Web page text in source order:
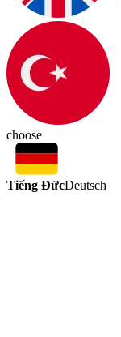
choose
Tiếng ĐứcDeutsch